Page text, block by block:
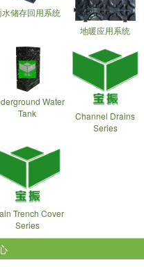
水储存回用系统
地暖应用系统
Water
Tank
Channel Drains
Series
Trench Cover
Series